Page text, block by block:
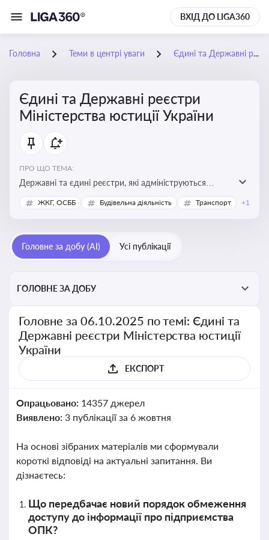
ВХІД ДО LIGA360
Головна Теми в центрі уваги Єдині та Державні реєстри Міністерства юстиції України
Єдині та Державні реєстри
Міністерства юстиції України
ПРО ЩО ТЕМА:
Державні та єдині реєстри, які адмініструються
Мінюстом України, і є ключовими інструментами для
юридичного захисту, ідентифікації прав, та
сімейних та майнових відносин
ЖКГ, ОСББ Будівельна діяльність Транспорт +1
Головне за добу (AI) Усі публікації
ГОЛОВНЕ ЗА ДОБУ
Головне за 06.10.2025 по темі: Єдині та
Державні реєстри Міністерства юстиції
України
ЕКСПОРТ
Опрацьовано: 14357 джерел
Виявлено: 3 публікації за 6 жовтня
На основі зібраних матеріалів ми сформували
короткі відповіді на актуальні запитання. Ви
дізнаєтесь:
Що передбачає новий порядок обмеження
доступу до інформації про підприємства
ОПК?